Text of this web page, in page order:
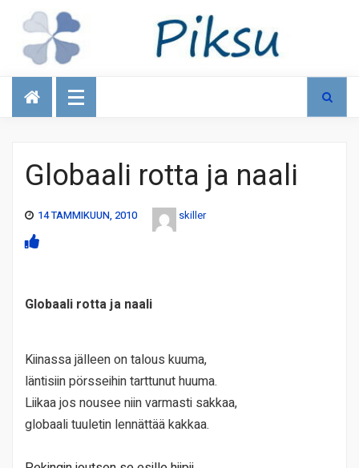
Talous
Globaali rotta ja naali
14 TAMMIKUUN, 2010 skiller
Globaali rotta ja naali
Kiinassa jälleen on talous kuuma,
läntisiin pörsseihin tarttunut huuma.
Liikaa jos nousee niin varmasti sakkaa,
globaali tuuletin lennättää kakkaa.